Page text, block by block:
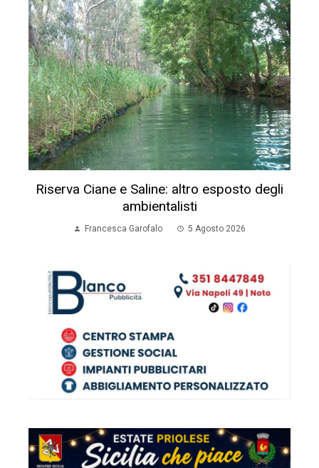
Riserva Ciane e Saline: altro esposto degli
ambientalisti
Francesca Garofalo 5 Agosto 2026